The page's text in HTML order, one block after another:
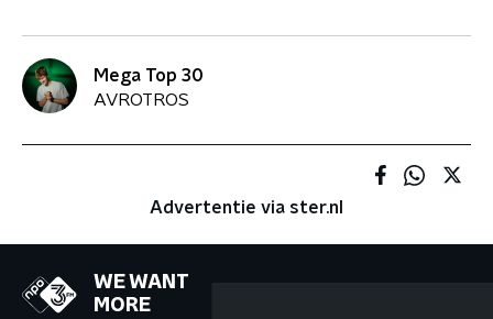
Mega Top 30
AVROTROS
Advertentie via ster.nl
WE WANT
MORE